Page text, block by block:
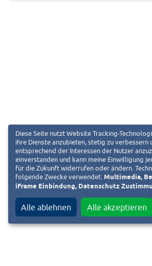
Diese Seite nutzt Website Tracking-
ihre Dienste anzubieten, stetig zu verbessern
entsprechend der Interessen der Nutzer
einverstanden und kann meine Einwilligung
für die Zukunft widerrufen oder ändern.
folgende Zwecke verwendet: Multimedia,
iFrame Einbindung, Datenschutz
Alle ablehnen Alle akzeptieren